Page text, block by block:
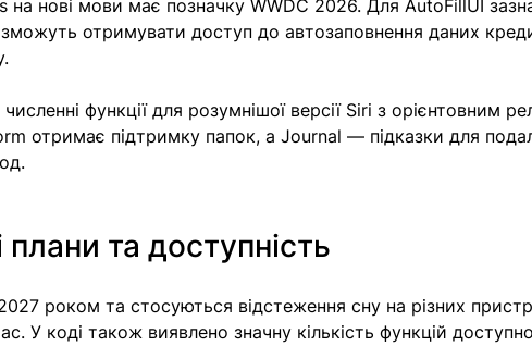
на нові мови має позначку WWDC 2026. Для AutoFillUI
отримувати доступ до автозаповнення даних
функції для розумнішої версії Siri з орієнтовним
отримає підтримку папок, а Journal — підказки для
та доступність
2027 роком та стосуються відстеження сну на різних
У коді також виявлено значну кількість функцій